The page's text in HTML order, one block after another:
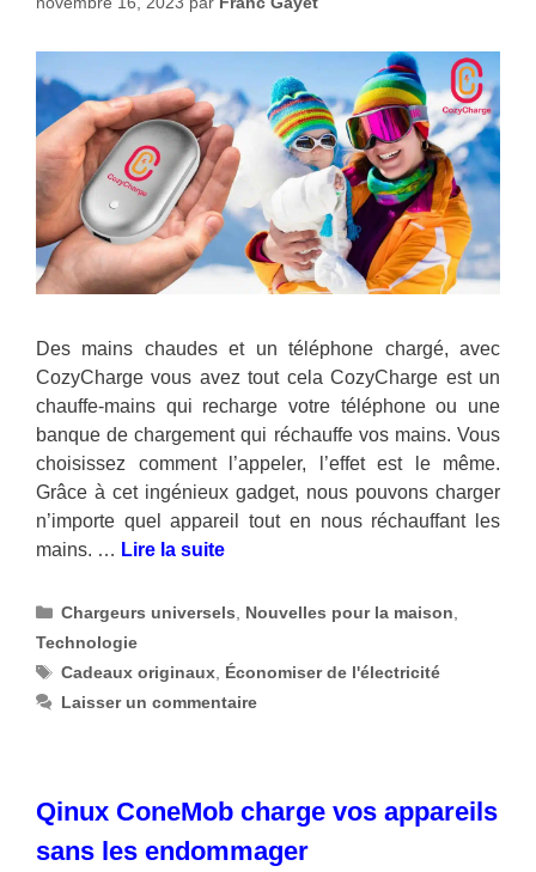
Des mains chaudes et un téléphone chargé, avec
CozyCharge vous avez tout cela CozyCharge est un
chauffe-mains qui recharge votre téléphone ou une
banque de chargement qui réchauffe vos mains. Vous
choisissez comment l’appeler, l’effet est le même.
Grâce à cet ingénieux gadget, nous pouvons charger
n’importe quel appareil tout en nous réchauffant les
mains. … Lire la suite
Catégories
Chargeurs universels Nouvelles pour la maison
Technologie
Étiquettes
Cadeaux originaux Économiser de l'électricité
Laisser un commentaire
Qinux ConeMob charge vos appareils
sans les endommager